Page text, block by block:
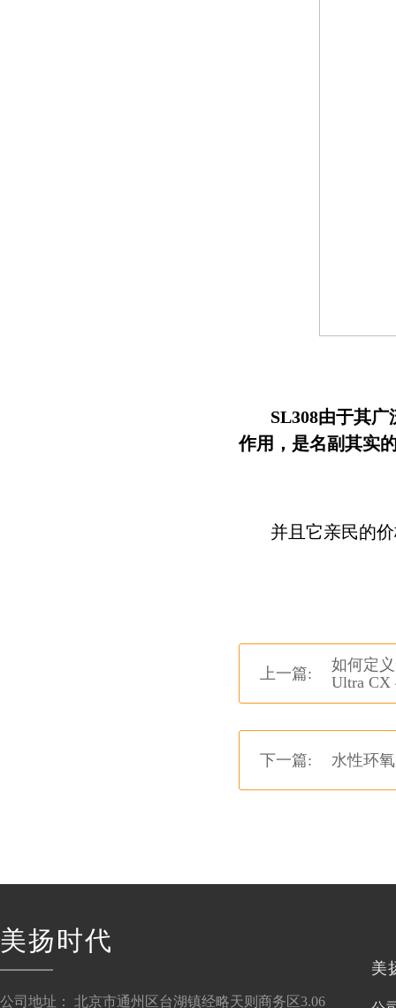
SL308由于其
作用，是名副其实
并且它亲民的
上一篇:
如何定
Ultra CX
下一篇: 水性环
美扬时代
公司地址： 北京市通州区台湖镇经略天则商务区3.06
美